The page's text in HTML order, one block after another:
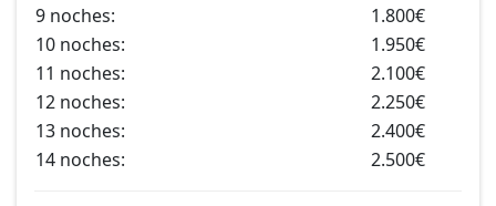
9 noches:
1.800€
10 noches:
1.950€
11 noches:
2.100€
12 noches:
2.250€
13 noches:
2.400€
14 noches:
2.500€